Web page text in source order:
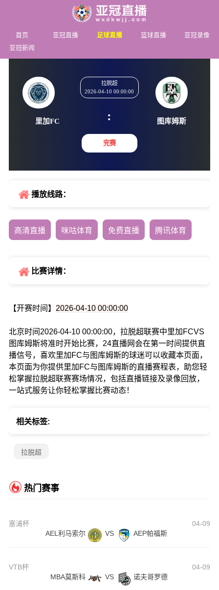
首页 亚冠直播 足球直播 篮球直播
亚冠录像
亚冠新闻
:
播放线路：
高清直播 咪咕体育 免费直播 腾讯体育
比赛详情：
【开赛时间】 2026-04-10 00:00:00
北京时间2026-04-10 00:00:00，拉脱超联赛中里加FCVS
图库姆斯将准时开始比赛，24直播网会在第一时间提供直
播信号，喜欢里加FC与图库姆斯的球迷可以收藏本页面，
本页面为你提供里加FC与图库姆斯的直播赛程表，助您轻
松掌握拉脱超联赛赛场情况，包括直播链接及录像回放，
一站式服务让你轻松掌握比赛动态！
相关标签:
拉脱超
热门赛事
塞浦杯
04-09
AEL利马索尔
VS AEP帕福斯
VTB杯
04-09
MBA莫斯科
VS 诺夫哥罗德